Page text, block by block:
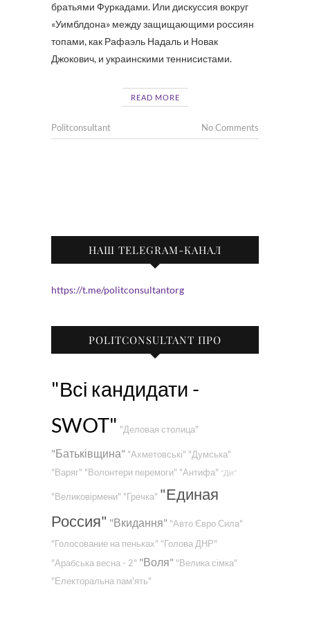
братьями Фуркадами. Или дискуссия вокруг
«Уимблдона» между защищающими россиян
топами, как Рафаэль Надаль и Новак
Джокович, и украинскими теннисистами.
READ MORE
Politconsultant No Comments
НАШ TELEGRAM-КАНАЛ
https://t.me/politconsultantorg
POLITCONSULTANT ПРО
"Всі кандидати -
SWOT" "Деловая столица"
"Батьківщина" "Ахметовські" "Думська"
"Варяг" "Волонтери перемоги" "Антифа" "Дія"
"Великовірмени" "Гречка" "Единая
Россия" "Вкидання" "Авто Євро Сила"
"Голосование на пеньках" "Голова ДНР"
"Арабська весна - 2" "Воля" "Велика сімка"
"Електоральна пам'ять"